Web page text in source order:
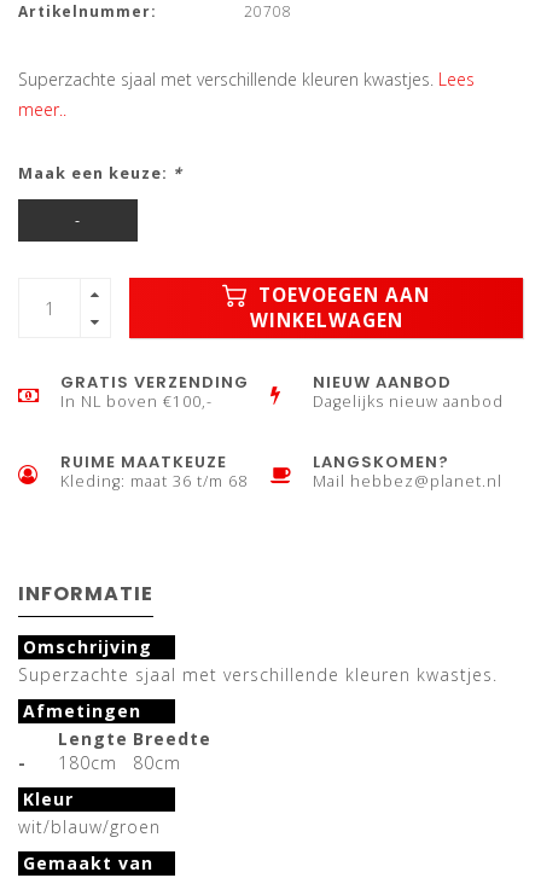
Artikelnummer: 20708
Superzachte sjaal met verschillende kleuren kwastjes. Lees
meer..
Maak een keuze: *
-
TOEVOEGEN AAN
WINKELWAGEN
GRATIS VERZENDING
In NL boven €100,-
NIEUW AANBOD
Dagelijks nieuw aanbod
RUIME MAATKEUZE
Kleding: maat 36 t/m 68
LANGSKOMEN?
Mail hebbez@planet.nl
INFORMATIE
Omschrijving
Superzachte sjaal met verschillende kleuren kwastjes.
Afmetingen
Lengte Breedte
-
180cm
80cm
Kleur
wit/blauw/groen
Gemaakt van